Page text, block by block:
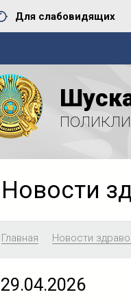
Для слабовидящих
Новости
Главная Новости
29.04.2026